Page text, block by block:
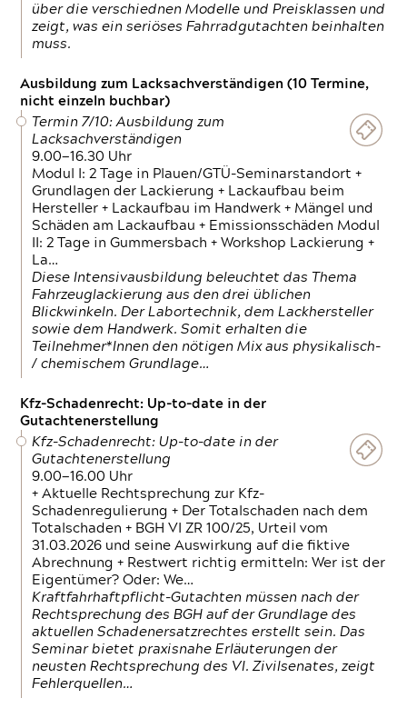
über die verschiednen Modelle und Preisklassen und
zeigt, was ein seriöses Fahrradgutachten beinhalten
muss.
Ausbildung zum Lacksachverständigen (10 Termine,
nicht einzeln buchbar)
Termin 7/10: Ausbildung zum
Lacksachverständigen
9.00—16.30 Uhr
Modul I: 2 Tage in Plauen/GTÜ-Seminarstandort +
Grundlagen der Lackierung + Lackaufbau beim
Hersteller + Lackaufbau im Handwerk + Mängel und
Schäden am Lackaufbau + Emissionsschäden Modul
II: 2 Tage in Gummersbach + Workshop Lackierung +
La…
Diese Intensivausbildung beleuchtet das Thema
Fahrzeuglackierung aus den drei üblichen
Blickwinkeln. Der Labortechnik, dem Lackhersteller
sowie dem Handwerk. Somit erhalten die
Teilnehmer*Innen den nötigen Mix aus physikalisch-
/ chemischem Grundlage…
Kfz-Schadenrecht: Up-to-date in der
Gutachtenerstellung
Kfz-Schadenrecht: Up-to-date in der
Gutachtenerstellung
9.00—16.00 Uhr
+ Aktuelle Rechtsprechung zur Kfz-
Schadenregulierung + Der Totalschaden nach dem
Totalschaden + BGH VI ZR 100/25, Urteil vom
31.03.2026 und seine Auswirkung auf die fiktive
Abrechnung + Restwert richtig ermitteln: Wer ist der
Eigentümer? Oder: We…
Kraftfahrhaftpflicht-Gutachten müssen nach der
Rechtsprechung des BGH auf der Grundlage des
aktuellen Schadenersatzrechtes erstellt sein. Das
Seminar bietet praxisnahe Erläuterungen der
neusten Rechtsprechung des VI. Zivilsenates, zeigt
Fehlerquellen…